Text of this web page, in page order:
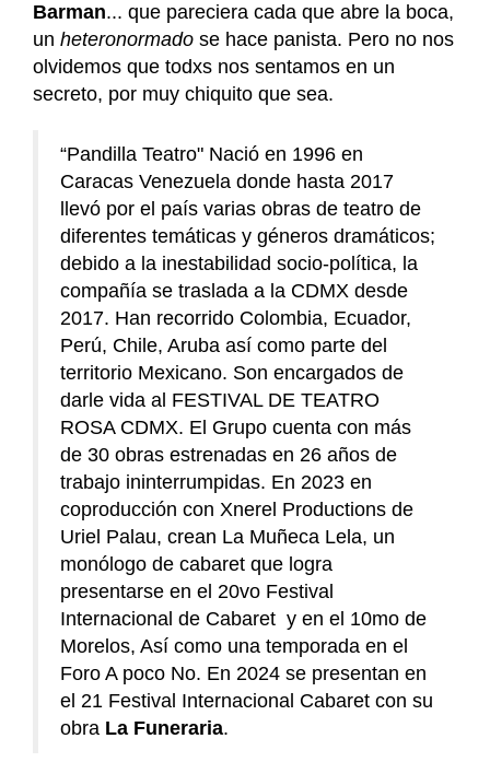
Barman... que pareciera cada que abre la boca,
un heteronormado se hace panista. Pero no nos
olvidemos que todxs nos sentamos en un
secreto, por muy chiquito que sea.
“Pandilla Teatro" Nació en 1996 en
Caracas Venezuela donde hasta 2017
llevó por el país varias obras de teatro de
diferentes temáticas y géneros dramáticos;
debido a la inestabilidad socio-política, la
compañía se traslada a la CDMX desde
2017. Han recorrido Colombia, Ecuador,
Perú, Chile, Aruba así como parte del
territorio Mexicano. Son encargados de
darle vida al FESTIVAL DE TEATRO
ROSA CDMX. El Grupo cuenta con más
de 30 obras estrenadas en 26 años de
trabajo ininterrumpidas. En 2023 en
coproducción con Xnerel Productions de
Uriel Palau, crean La Muñeca Lela, un
monólogo de cabaret que logra
presentarse en el 20vo Festival
Internacional de Cabaret y en el 10mo de
Morelos, Así como una temporada en el
Foro A poco No. En 2024 se presentan en
el 21 Festival Internacional Cabaret con su
obra La Funeraria.